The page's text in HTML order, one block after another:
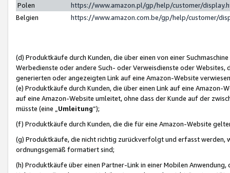
Polen
https://www.amazon.pl/gp/help/customer/
Belgien
https://www.amazon.com.be/gp/help/customer/
(d) Produktkäufe durch Kunden, die über einen von einer
Werbedienste oder andere Such- oder Verweisdienste oder Websites,
generierten oder angezeigten Link auf eine Amazon-Website
(e) Produktkäufe durch Kunden, die über einen Link auf eine
auf eine Amazon-Website umleitet, ohne dass der Kunde auf der
müsste (eine „ Umleitung“);
(f) Produktkäufe durch Kunden, die die für eine Amazon-Website
(g) Produktkäufe, die nicht richtig zurückverfolgt und erfasst werden,
ordnungsgemäß formatiert sind;
(h) Produktkäufe über einen Partner-Link in einer Mobilen